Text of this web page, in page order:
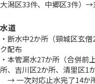
大潟区33件、中郷区3件）→
水道
・断水中2か所（頸城区玄
ク配布
・本管漏水27か所（合併前
所、吉川区2か所、清里区1
→ 一次対応止水完了14か